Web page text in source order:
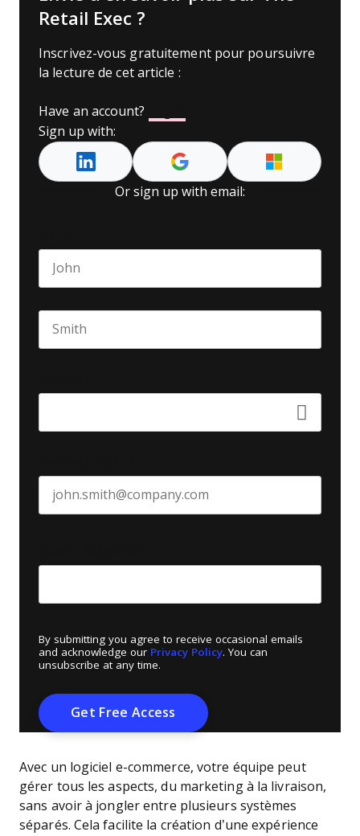
Retail Exec ?
Inscrivez-vous gratuitement pour poursuivre
la lecture de cet article :
Have an account?
Sign up with:
Or sign up with email:
By submitting you agree to receive occasional emails
and acknowledge our Privacy Policy. You can
unsubscribe at any time.
Avec un logiciel e-commerce, votre équipe peut
gérer tous les aspects, du marketing à la livraison,
sans avoir à jongler entre plusieurs systèmes
séparés. Cela facilite la création d’une expérience